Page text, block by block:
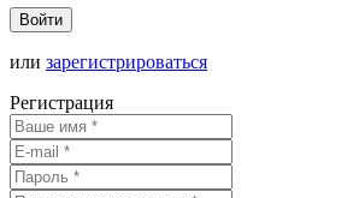
Войти
или зарегистрироваться
Регистрация